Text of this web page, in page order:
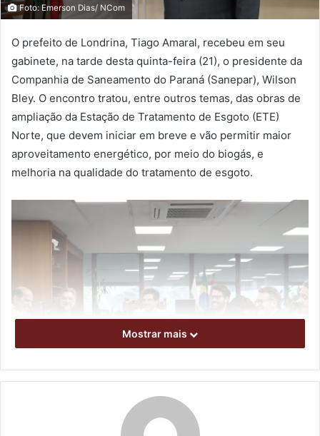
Foto: Emerson Dias/ NCom
O prefeito de Londrina, Tiago Amaral, recebeu em seu
gabinete, na tarde desta quinta-feira (21), o presidente da
Companhia de Saneamento do Paraná (Sanepar), Wilson
Bley. O encontro tratou, entre outros temas, das obras de
ampliação da Estação de Tratamento de Esgoto (ETE)
Norte, que devem iniciar em breve e vão permitir maior
aproveitamento energético, por meio do biogás, e
melhoria na qualidade do tratamento de esgoto.
Mostrar mais